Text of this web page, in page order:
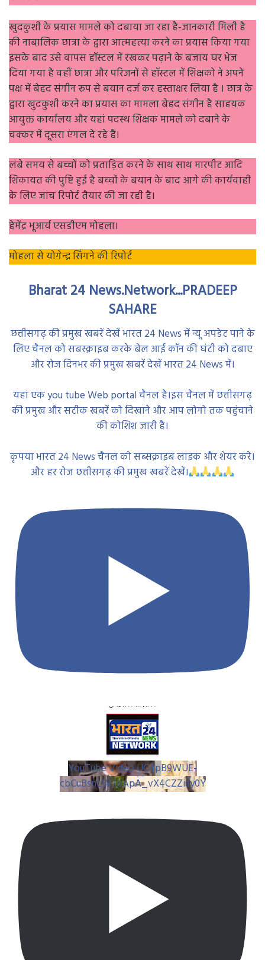
खुदकुशी के प्रयास मामले को दबाया जा रहा है-जानकारी मिली है
की नाबालिक छात्रा के द्वारा आत्महत्या करने का प्रयास किया गया
इसके बाद उसे वापस हॉस्टल में रखकर पढ़ाने के बजाय घर भेज
दिया गया है वहीं छात्रा और परिजनों से हॉस्टल में शिक्षको ने अपने
पक्ष में बेहद संगीन रूप से बयान दर्ज कर हस्ताक्षर लिया है । छात्र के
द्वारा खुदकुशी करने का प्रयास का मामला बेहद संगीन है साहयक
आयुक्त कार्यालय और यहां पदस्थ शिक्षक मामले को दबाने के
चक्कर में दूसरा एंगल दे रहे हैं।
लंबे समय से बच्चों को प्रताड़ित करने के साथ साथ मारपीट आदि
शिकायत की पुष्टि हुई है बच्चों के बयान के बाद आगे की कार्यवाही
के लिए जांच रिपोर्ट तैयार की जा रही है।
हेमेंद्र भूआर्य एसडीएम मोहला।
मोहला से योगेन्द्र सिंगने की रिपोर्ट
Bharat 24 News.Network...PRADEEP
SAHARE
छत्तीसगढ़ की प्रमुख खबरें देखें भारत 24 News में न्यू अपडेट पाने के
लिए चैनल को सबस्क्राइब करके बेल आई कॉन की घंटी को दबाए
और रोज दिनभर की प्रमुख खबरें देखें भारत 24 News में।
यहां एक you tube Web portal चैनल है।इस चैनल में छत्तीसगढ़
की प्रमुख और सटीक खबरें को दिखाने और आप लोगो तक पहुंचाने
की कोशिश जारी है।
कृपया भारत 24 News चैनल को सब्सक्राइब लाइक और शेयर करे।
और हर रोज छत्तीसगढ़ की प्रमुख खबरें देखें।
YouTube Video UC4pB9WUE-
cbCuBsnLW7pApA_vX4CZZiay0Y